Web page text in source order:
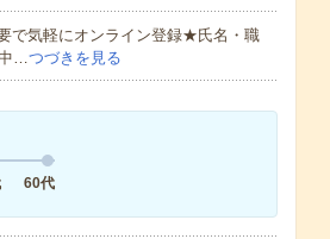
で気軽にオンライン登録★氏名・職
…つづきを見る
60代